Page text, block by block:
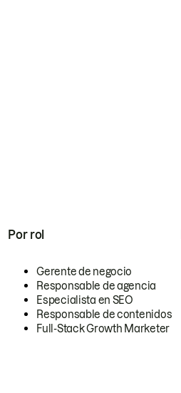
Por rol
Gerente de negocio
Responsable de agencia
Especialista en SEO
Responsable de contenidos
Full-Stack Growth Marketer